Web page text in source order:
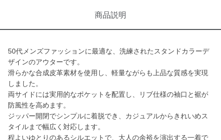
商品説明
50代メンズファッションに最適な、洗練されたスタンドカラーデ
ザインのアウターです。
滑らかな合成皮革素材を使用し、軽量ながらも上品な質感を実現
しました。
両サイドには実用的なポケットを配置し、リブ仕様の袖口と裾が
防風性を高めます。
ジッパー開閉でシンプルに着脱でき、カジュアルからきれいめス
タイルまで幅広く対応します。
程よいゆとりのあるシルエットで、大人の余裕を演出する一着で